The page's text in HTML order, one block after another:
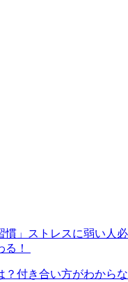
慣」ストレスに弱い人必
る！
？付き合い方がわからな